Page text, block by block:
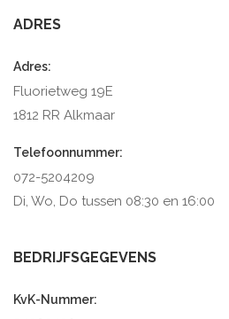
ADRES
Adres:
Fluorietweg 19E
1812 RR Alkmaar
Telefoonnummer:
072-5204209
Di, Wo, Do tussen 08:30 en 16:00
BEDRIJFSGEGEVENS
KvK-Nummer: